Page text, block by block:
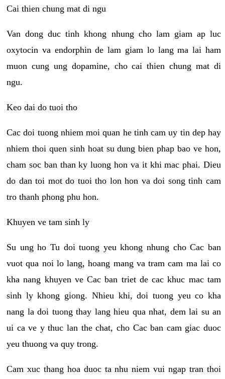
Cai thien chung mat di ngu
Van dong duc tinh khong nhung cho lam giam ap luc
oxytocin va endorphin de lam giam lo lang ma lai ham
muon cung ung dopamine, cho cai thien chung mat di
ngu.
Keo dai do tuoi tho
Cac doi tuong nhiem moi quan he tinh cam uy tin dep hay
nhiem thoi quen sinh hoat su dung bien phap bao ve hon,
cham soc ban than ky luong hon va it khi mac phai. Dieu
do dan toi mot do tuoi tho lon hon va doi song tinh cam
tro thanh phong phu hon.
Khuyen ve tam sinh ly
Su ung ho Tu doi tuong yeu khong nhung cho Cac ban
vuot qua noi lo lang, hoang mang va tram cam ma lai co
kha nang khuyen ve Cac ban triet de cac khuc mac tam
sinh ly khong giong. Nhieu khi, doi tuong yeu co kha
nang la doi tuong thay lang hieu qua nhat, dem lai su an
ui ca ve y thuc lan the chat, cho Cac ban cam giac duoc
yeu thuong va quy trong.
Cam xuc thang hoa duoc ta nhu niem vui ngap tran thoi